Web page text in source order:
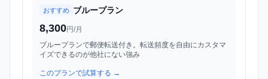
おすすめ ブループラン
8,300円/月
ブループランで郵便転送付き。転送頻度を自由にカスタマ
イズできるのが他社にない強み
このプランで試算する →